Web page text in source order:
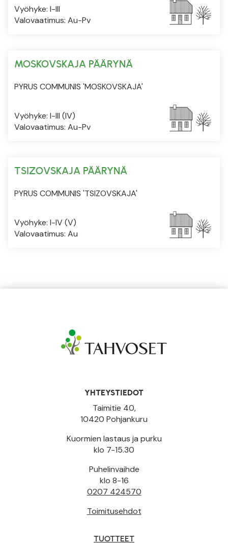
Vyöhyke: I-III
Valovaatimus: Au-Pv
MOSKOVSKAJA PÄÄRYNÄ
PYRUS COMMUNIS 'MOSKOVSKAJA'
Vyöhyke: I-III (IV)
Valovaatimus: Au-Pv
TSIZOVSKAJA PÄÄRYNÄ
PYRUS COMMUNIS 'TSIZOVSKAJA'
Vyöhyke: I-IV (V)
Valovaatimus: Au
YHTEYSTIEDOT
Taimitie 40,
10420 Pohjankuru
Kuormien lastaus ja purku
klo 7-15.30
Puhelinvaihde
klo 8-16
0207 424570
Toimitusehdot
TUOTTEET